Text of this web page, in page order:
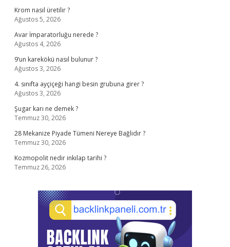
Krom nasıl üretilir ?
Ağustos 5, 2026
Avar İmparatorluğu nerede ?
Ağustos 4, 2026
9’un karekökü nasıl bulunur ?
Ağustos 3, 2026
4. sınıfta ayçiçeği hangi besin grubuna girer ?
Ağustos 3, 2026
Şugar karı ne demek ?
Temmuz 30, 2026
28 Mekanize Piyade Tümeni Nereye Bağlıdır ?
Temmuz 30, 2026
Kozmopolit nedir inkılap tarihi ?
Temmuz 26, 2026